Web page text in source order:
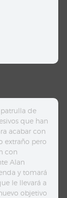
de
que han
acabar con
extraño pero
con
Alan
y tomará
le llevará a
objetivo